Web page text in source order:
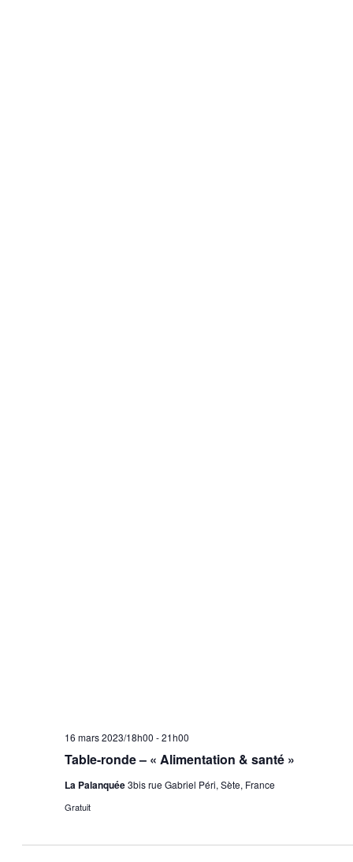
Table-ronde – « Alimentation & santé »
16 mars 2023/18h00 -21h00
La Palanquée3bis rue Gabriel Péri, Sète, France
Gratuit